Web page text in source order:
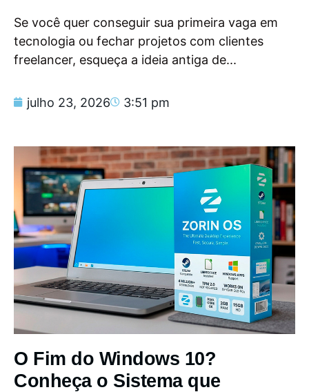
Se você quer conseguir sua primeira vaga em
tecnologia ou fechar projetos com clientes
freelancer, esqueça a ideia antiga de...
julho 23, 2026 3:51 pm
O Fim do Windows 10?
Conheça o Sistema que